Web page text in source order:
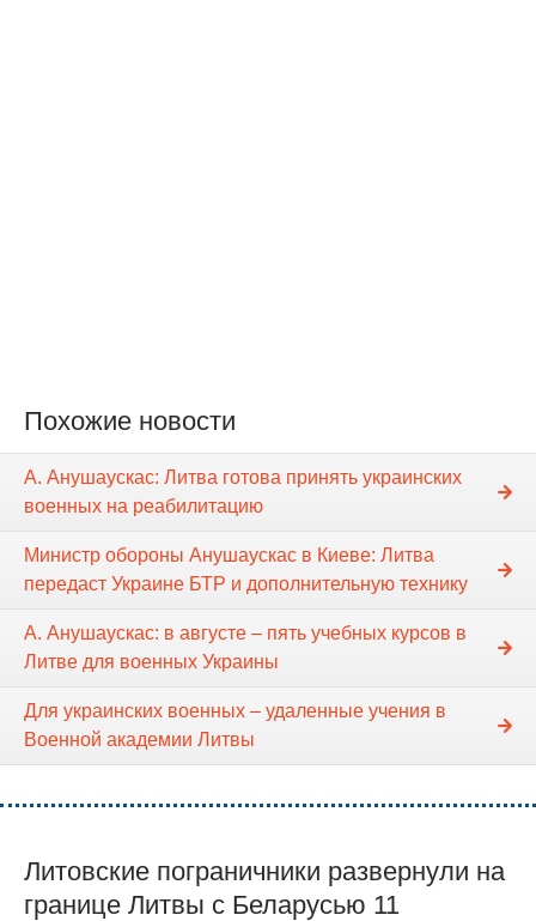
Похожие новости
А. Анушаускас: Литва готова принять украинских
военных на реабилитацию
Министр обороны Анушаускас в Киеве: Литва
передаст Украине БТР и дополнительную технику
А. Анушаускас: в августе – пять учебных курсов в
Литве для военных Украины
Для украинских военных – удаленные учения в
Военной академии Литвы
Литовские пограничники развернули на
границе Литвы с Беларусью 11